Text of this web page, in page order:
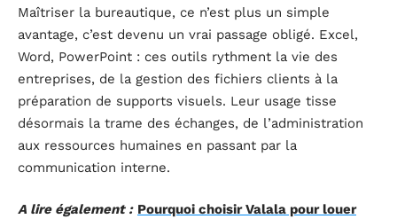
Maîtriser la bureautique, ce n’est plus un simple
avantage, c’est devenu un vrai passage obligé. Excel,
Word, PowerPoint : ces outils rythment la vie des
entreprises, de la gestion des fichiers clients à la
préparation de supports visuels. Leur usage tisse
désormais la trame des échanges, de l’administration
aux ressources humaines en passant par la
communication interne.
A lire également : Pourquoi choisir Valala pour louer